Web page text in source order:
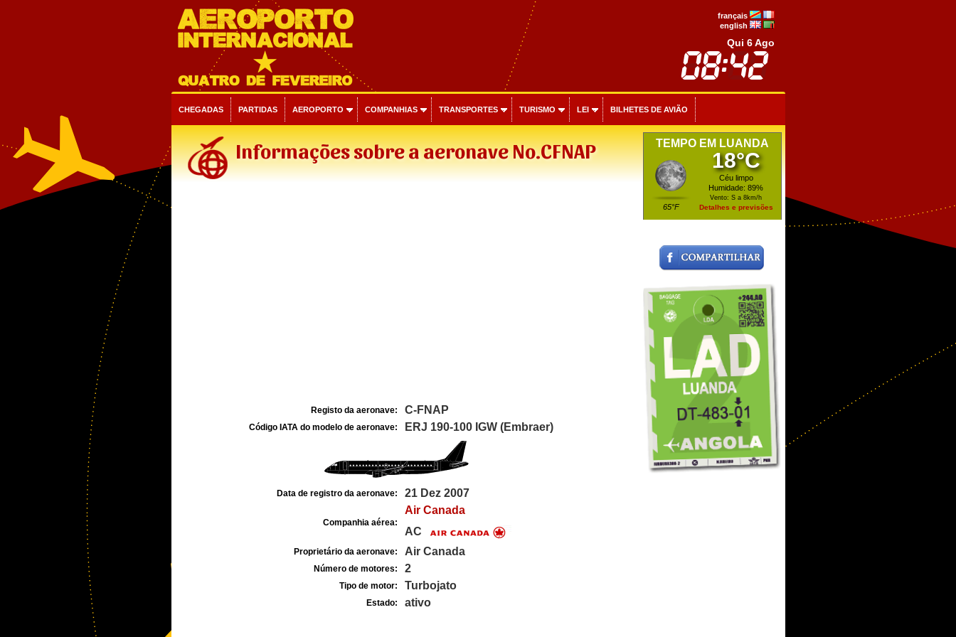
français
english
Qui 6 Ago
CHEGADAS PARTIDAS AEROPORTO COMPANHIAS TRANSPORTES TURISMO LEI BILHETES DE AVIÃO
Informações sobre a aeronave No.CFNAP
Registo da aeronave: C-FNAP
Código IATA do modelo de aeronave: ERJ 190-100 IGW (Embraer)
Data de registro da aeronave: 21 Dez 2007
Companhia aérea:
Air Canada
AC
Proprietário da aeronave: Air Canada
Número de motores: 2
Tipo de motor: Turbojato
Estado: ativo
TEMPO EM LUANDA
65°F
18°C
Céu limpo
Humidade: 89%
Vento: S a 8km/h
Detalhes e previsões